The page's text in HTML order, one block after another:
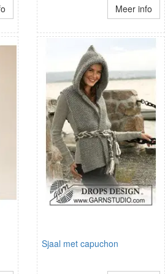
Meer info
Sjaal met capuchon